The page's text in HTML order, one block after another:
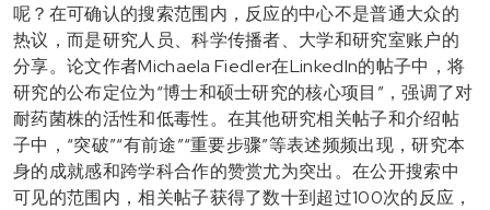
呢？在可确认的搜索范围内，反应的中心不是普通大众的
热议，而是研究人员、科学传播者、大学和研究室账户的
分享。论文作者Michaela Fiedler在LinkedIn的帖子中，将
研究的公布定位为“博士和硕士研究的核心项目”，强调了对
耐药菌株的活性和低毒性。在其他研究相关帖子和介绍帖
子中，“突破”“有前途”“重要步骤”等表述频频出现，研究本
身的成就感和跨学科合作的赞赏尤为突出。在公开搜索中
可见的范围内，相关帖子获得了数十到超过100次的反应，